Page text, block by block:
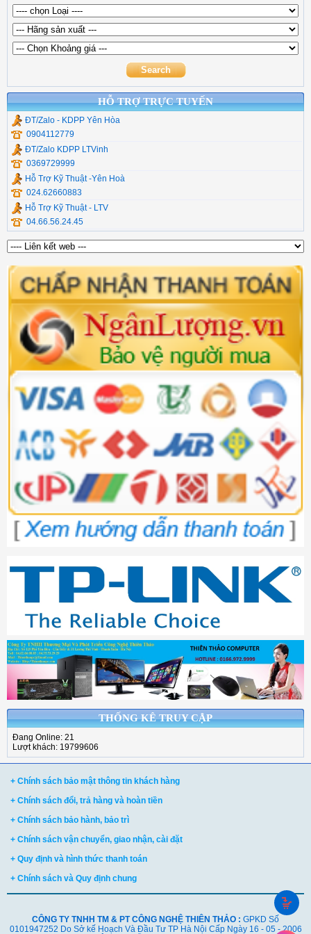
Chuyển quang Video
Dụng cụ thi công quang
Chuyển quang hdmi
Chia Usb Ugreen
Hộp đựng ổ cứng
Cáp Chuyển Đổi UGR
H3C
Mikrotik
Commscope
Bộ Chia (Hub ) Type C
Type C, Lan , Đọc Thẻ
Thiết Bị Mạng Veggieg
HỖ TRỢ TRỰC TUYẾN
ĐT/Zalo - KDPP Yên Hòa
0904112779
ĐT/Zalo KDPP LTVinh
0369729999
Hỗ Trợ Kỹ Thuật -Yên Hoà
024.62660883
Hỗ Trợ Kỹ Thuật - LTV
04.66.56.24.45
THỐNG KÊ TRUY CẬP
Đang Online: 21
Lượt khách: 19799606
+ Chính sách bảo mật thông tin khách hàng
+ Chính sách đổi, trả hàng và hoàn tiền
+ Chính sách bảo hành, bảo trì
+ Chính sách vận chuyển, giao nhận, cài đặt
+ Quy định và hình thức thanh toán
+ Chính sách và Quy định chung
CÔNG TY TNHH TM & PT CÔNG NGHỆ THIÊN THẢO : GPKD Số
0101947252 Do Sở kế Hoạch Và Đầu Tư TP Hà Nội Cấp Ngày 16 - 05 - 2006